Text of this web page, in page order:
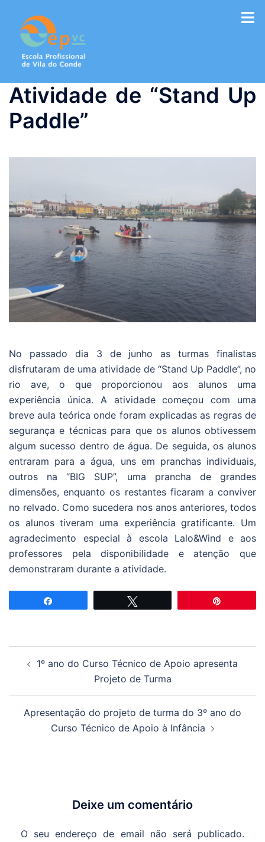
conteúdo
Atividade de “Stand Up
Paddle”
No passado dia 3 de junho as turmas finalistas
disfrutaram de uma atividade de “Stand Up Paddle”, no
rio ave, o que proporcionou aos alunos uma
experiência única. A atividade começou com uma
breve aula teórica onde foram explicadas as regras de
segurança e técnicas para que os alunos obtivessem
algum sucesso dentro de água. De seguida, os alunos
entraram para a água, uns em pranchas individuais,
outros na “BIG SUP”, uma prancha de grandes
dimensões, enquanto os restantes ficaram a conviver
no relvado. Como sucedera nos anos anteriores, todos
os alunos tiveram uma experiência gratificante. Um
agradecimento especial à escola Lalo&Wind e aos
professores pela disponibilidade e atenção que
demonstraram durante a atividade.
1º ano do Curso Técnico de Apoio apresenta
Projeto de Turma
Apresentação do projeto de turma do 3º ano do
Curso Técnico de Apoio à Infância
Deixe um comentário
O seu endereço de email não será publicado.